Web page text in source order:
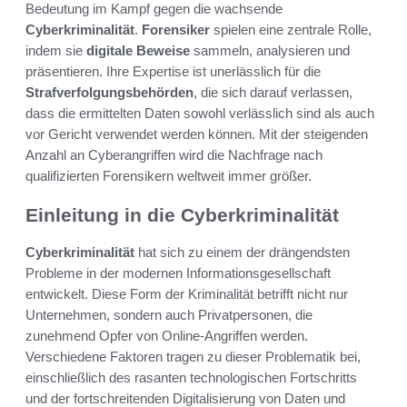
Bedeutung im Kampf gegen die wachsende
Cyberkriminalität. Forensiker spielen eine zentrale Rolle,
indem sie digitale Beweise sammeln, analysieren und
präsentieren. Ihre Expertise ist unerlässlich für die
Strafverfolgungsbehörden, die sich darauf verlassen,
dass die ermittelten Daten sowohl verlässlich sind als auch
vor Gericht verwendet werden können. Mit der steigenden
Anzahl an Cyberangriffen wird die Nachfrage nach
qualifizierten Forensikern weltweit immer größer.
Einleitung in die Cyberkriminalität
Cyberkriminalität hat sich zu einem der drängendsten
Probleme in der modernen Informationsgesellschaft
entwickelt. Diese Form der Kriminalität betrifft nicht nur
Unternehmen, sondern auch Privatpersonen, die
zunehmend Opfer von Online-Angriffen werden.
Verschiedene Faktoren tragen zu dieser Problematik bei,
einschließlich des rasanten technologischen Fortschritts
und der fortschreitenden Digitalisierung von Daten und